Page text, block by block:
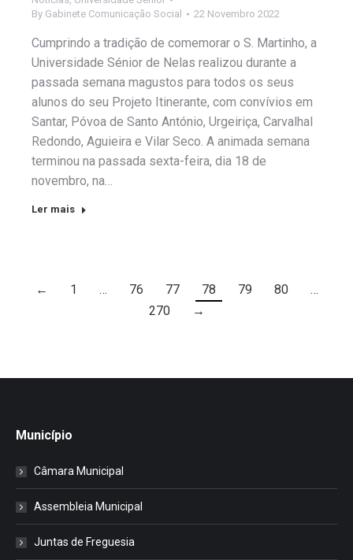
By Gabinete Comunicação Social 22 Novembro 2022
Cumprindo a tradição de comemorar o S. Martinho, a
Universidade Sénior de Nelas realizou durante a
passada semana magustos para todos os seus
alunos do seu Projeto Itinerante, com convívios em
Santar, Póvoa de Santo António, Urgeiriça, Carvalhal
Redondo, Aguieira e Vilar Seco. A animada semana
terminou na passada sexta-feira, dia 18 de
novembro, na…
Ler mais
← 1 … 76 77 78 79 80
…
270
→
Município
Câmara Municipal
Assembleia Municipal
Juntas de Freguesia